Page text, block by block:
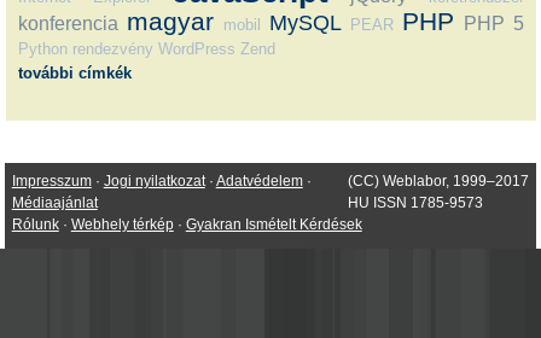
konferencia magyar mobil MySQL PEAR PHP PHP 5
Python rendezvény WordPress Zend
további címkék
(CC) Weblabor, 1999–2017
HU ISSN 1785-9573
Impresszum· Jogi nyilatkozat· Adatvédelem·
Médiaajánlat
Rólunk· Webhely térkép· Gyakran Ismételt Kérdések